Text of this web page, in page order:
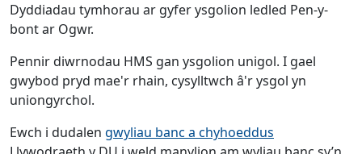
Dyddiadau tymhorau ar gyfer ysgolion ledled Pen-y-
bont ar Ogwr.
Pennir diwrnodau HMS gan ysgolion unigol. I gael
gwybod pryd mae'r rhain, cysylltwch â'r ysgol yn
uniongyrchol.
Ewch i dudalen gwyliau banc a chyhoeddus